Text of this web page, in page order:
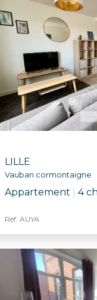
et l'opération
telles que la
dédiée aux aînés.
Arts, le Grand
une maison
LILLE
Vauban cormontaigne
Appartement 4
Réf. AUYA